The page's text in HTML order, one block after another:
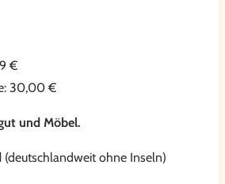
€
30,00 €
und Möbel.
(deutschlandweit ohne Inseln)